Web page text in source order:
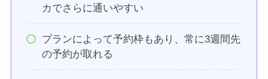
カでさらに通いやすい
プランによって予約枠もあり、常に3週間先
の予約が取れる